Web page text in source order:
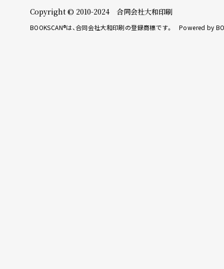
Copyright © 2010-2024 合同会社大和印刷
BOOKSCAN®は、合同会社大和印刷の登録商標です。 Powered by